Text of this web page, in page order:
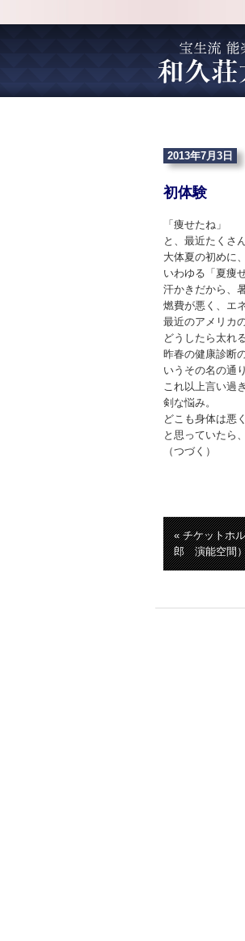
2013年7月3日
初体験
「痩せたね」
と、最近たくさ
大体夏の初めに
いわゆる「夏痩
汗かきだから、
燃費が悪く、エ
最近のアメリカ
どうしたら太れ
昨春の健康診断
いうその名の通
これ以上言い過
剣な悩み。
どこも身体は悪
と思っていたら
（つづく）
« チケットホ
郎 演能空間